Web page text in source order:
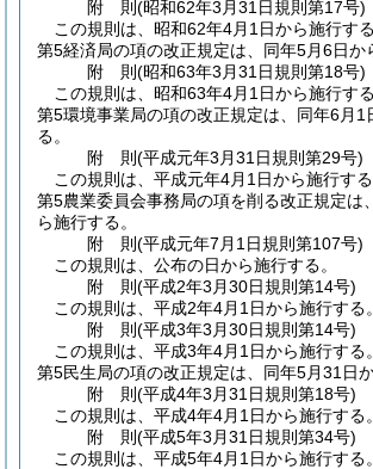
附 則(昭和62年3月31日規則第17号)
この規則は、昭和62年4月1日から施行する
第5経済局の項の改正規定は、同年5月6日か
附 則(昭和63年3月31日規則第18号)
この規則は、昭和63年4月1日から施行する
第5環境事業局の項の改正規定は、同年6月1
る。
附 則(平成元年3月31日規則第29号)
この規則は、平成元年4月1日から施行する
第5農業委員会事務局の項を削る改正規定は
ら施行する。
附 則(平成元年7月1日規則第107号)
この規則は、公布の日から施行する。
附 則(平成2年3月30日規則第14号)
この規則は、平成2年4月1日から施行する。
附 則(平成3年3月30日規則第14号)
この規則は、平成3年4月1日から施行する。
第5民生局の項の改正規定は、同年5月31日か
附 則(平成4年3月31日規則第18号)
この規則は、平成4年4月1日から施行する。
附 則(平成5年3月31日規則第34号)
この規則は、平成5年4月1日から施行する。